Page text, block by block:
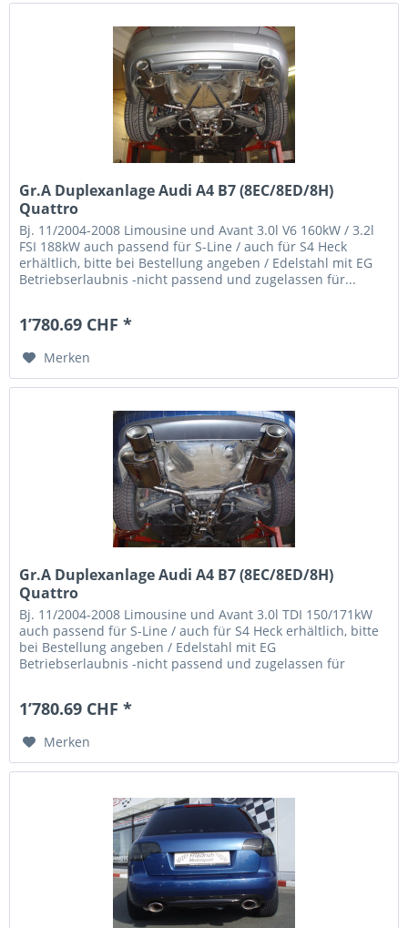
Gr.A Duplexanlage Audi A4 B7 (8EC/8ED/8H)
Quattro
Bj. 11/2004-2008 Limousine und Avant 3.0l V6 160kW / 3.2l
FSI 188kW auch passend für S-Line / auch für S4 Heck
erhältlich, bitte bei Bestellung angeben / Edelstahl mit EG
Betriebserlaubnis -nicht passend und zugelassen für...
1’780.69 CHF *
Merken
Gr.A Duplexanlage Audi A4 B7 (8EC/8ED/8H)
Quattro
Bj. 11/2004-2008 Limousine und Avant 3.0l TDI 150/171kW
auch passend für S-Line / auch für S4 Heck erhältlich, bitte
bei Bestellung angeben / Edelstahl mit EG
Betriebserlaubnis -nicht passend und zugelassen für
1’780.69 CHF *
Merken